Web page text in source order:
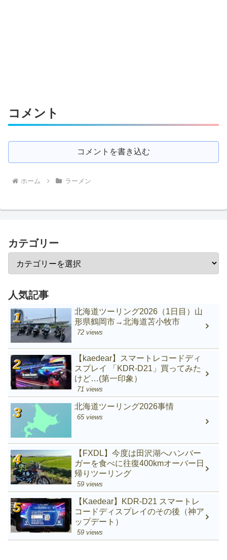
コメント
コメントを書き込む
ホーム ラーメン
カテゴリー
人気記事
北海道ツーリング2026（1日目）山
形県鶴岡市→北海道苫小牧市
72 views
【kaedear】スマートレコードディ
スプレイ 「KDR-D21」買ってみた
けど…(第一印象）
71 views
北海道ツーリング2026事情
65 views
【FXDL】今度は田沢湖へハンバー
ガーを食べに往復400kmオーバー日
帰りツーリング
59 views
【Kaedear】KDR-D21 スマートレ
コードディスプレイのその後（神ア
ップデート）
59 views